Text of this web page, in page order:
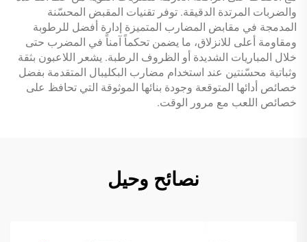
والضربات المرتدة الدقيقة. توفر تقنيات المقبض المحسّنة
المدمجة في مقابض المضارب المتميزة إدارة أفضل للرطوبة
ومقاومة أعلى للانزلاق، ما يضمن تحكماً آمناً في المضرب حتى
خلال المباريات الشديدة أو الظروف الرطبة. يشعر اللاعبون بثقة
وثباتية محسّنتين عند استخدام مضارب البكليبال المتقدمة بفضل
خصائص أدائها المتوقعة وجودة بنائها الموثوقة التي تحافظ على
خصائص اللعب مع مرور الوقت.
نصائح وحيل